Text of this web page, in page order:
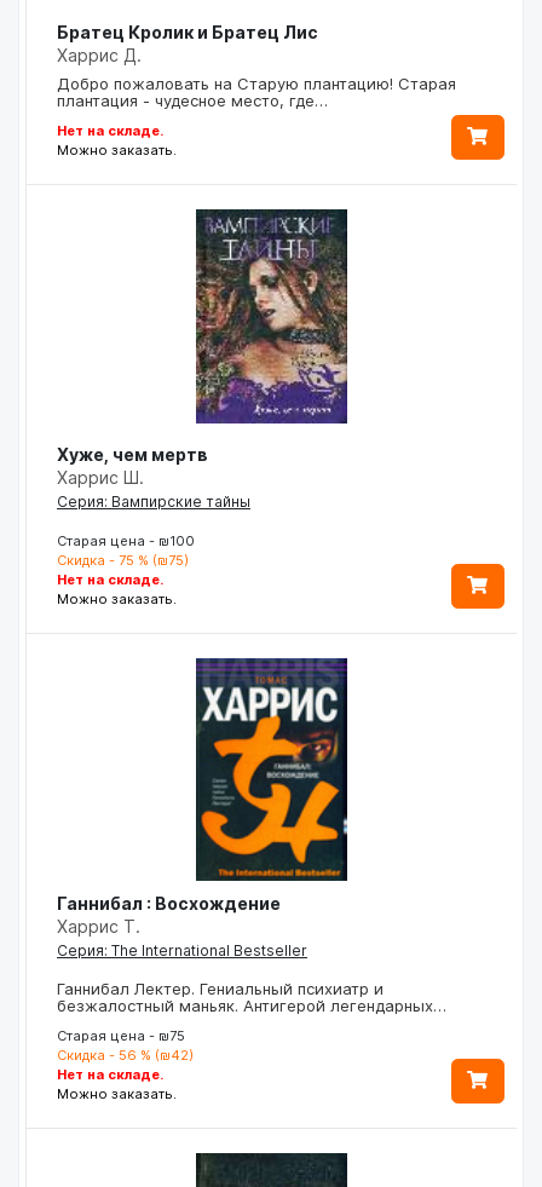
Братец Кролик и Братец Лис
Харрис Д.
Добро пожаловать на Старую плантацию! Старая
плантация - чудесное место, где…
Нет на складе.
Можно заказать.
Хуже, чем мертв
Харрис Ш.
Серия: Вампирские тайны
Старая цена - ₪100
Скидка - 75 % (₪75)
Нет на складе.
Можно заказать.
Ганнибал : Восхождение
Харрис Т.
Серия: The International Bestseller
Ганнибал Лектер. Гениальный психиатр и
безжалостный маньяк. Антигерой легендарных…
Старая цена - ₪75
Скидка - 56 % (₪42)
Нет на складе.
Можно заказать.